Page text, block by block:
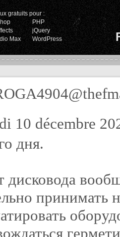
gratuits pour :
PHP
jQuery
Max
WordPress
10 décembre
дня.
дисковода
принимать